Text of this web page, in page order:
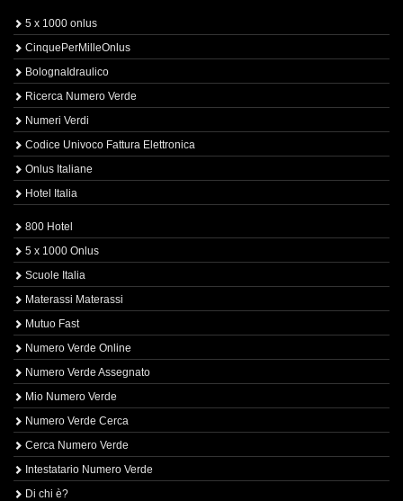
5 x 1000 onlus
CinquePerMilleOnlus
BolognaIdraulico
Ricerca Numero Verde
Numeri Verdi
Codice Univoco Fattura Elettronica
Onlus Italiane
Hotel Italia
800 Hotel
5 x 1000 Onlus
Scuole Italia
Materassi Materassi
Mutuo Fast
Numero Verde Online
Numero Verde Assegnato
Mio Numero Verde
Numero Verde Cerca
Cerca Numero Verde
Intestatario Numero Verde
Di chi è?